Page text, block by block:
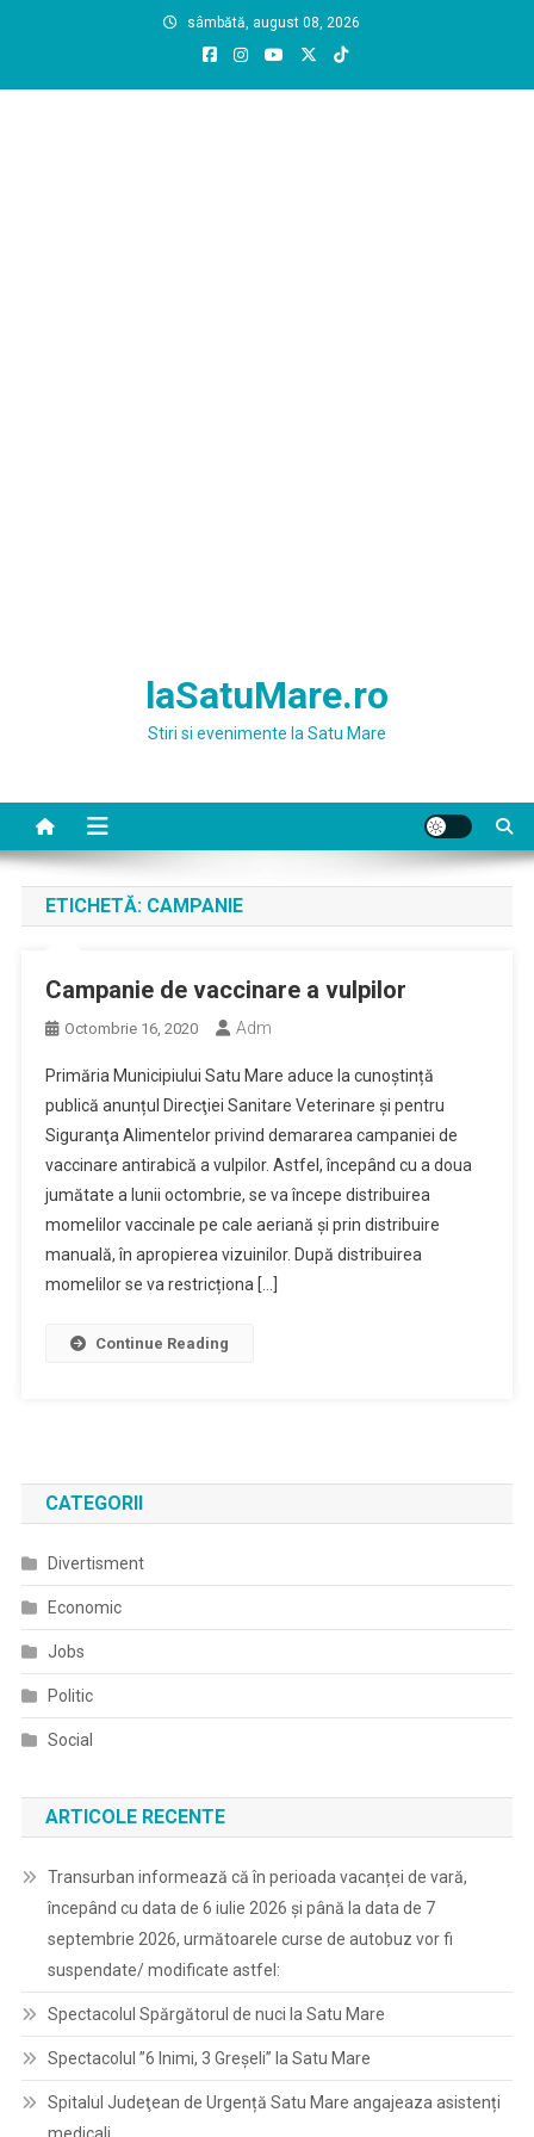
sâmbătă, august 08, 2026
laSatuMare.ro
Stiri si evenimente la Satu Mare
ETICHETĂ: CAMPANIE
Campanie de vaccinare a vulpilor
Octombrie 16, 2020 Adm
Primăria Municipiului Satu Mare aduce la cunoștință
publică anunțul Direcţiei Sanitare Veterinare şi pentru
Siguranţa Alimentelor privind demararea campaniei de
vaccinare antirabică a vulpilor. Astfel, începând cu a doua
jumătate a lunii octombrie, se va începe distribuirea
momelilor vaccinale pe cale aeriană și prin distribuire
manuală, în apropierea vizuinilor. După distribuirea
momelilor se va restricționa […]
Continue Reading
CATEGORII
Divertisment
Economic
Jobs
Politic
Social
ARTICOLE RECENTE
Transurban informează că în perioada vacanței de vară,
începând cu data de 6 iulie 2026 și până la data de 7
septembrie 2026, următoarele curse de autobuz vor fi
suspendate/ modificate astfel:
Spectacolul Spărgătorul de nuci la Satu Mare
Spectacolul ”6 Inimi, 3 Greșeli” la Satu Mare
Spitalul Judeţean de Urgență Satu Mare angajeaza asistenți